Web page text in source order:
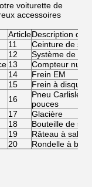
voiturette de
accessoires
ArticleDescription des
11
Ceinture de
12
Système de
13
Compteur
14
Frein EM
15
Frein à disque
16
Pneu Carlisle
pouces
17
Glacière
18
Bouteille de
19
Râteau à sable
20 Rondelle à billes